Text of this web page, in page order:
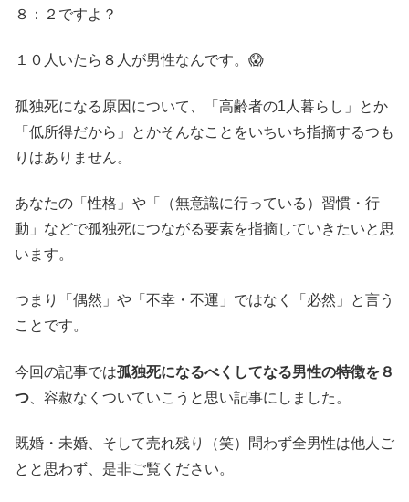
８：２ですよ？
１０人いたら８人が男性なんです。😱
孤独死になる原因について、「高齢者の1人暮らし」とか
「低所得だから」とかそんなことをいちいち指摘するつも
りはありません。
あなたの「性格」や「（無意識に行っている）習慣・行
動」などで孤独死につながる要素を指摘していきたいと思
います。
つまり「偶然」や「不幸・不運」ではなく「必然」と言う
ことです。
今回の記事では孤独死になるべくしてなる男性の特徴を８
つ 、容赦なくついていこうと思い記事にしました。
既婚・未婚、そして売れ残り（笑）問わず全男性は他人ご
とと思わず、是非ご覧ください。